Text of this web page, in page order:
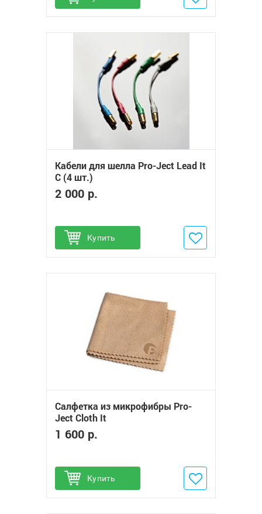
Кабели для шелла Pro-Ject Lead It
C (4 шт.)
2 000 р.
Купить
Добавить в избранное
Салфетка из микрофибры Pro-
Ject Cloth It
1 600 р.
Купить
Добавить в избранное